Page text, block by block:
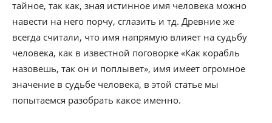
тайное, так как, зная истинное имя человека можно
навести на него порчу, сглазить и тд. Древние же
всегда считали, что имя напрямую влияет на судьбу
человека, как в известной поговорке «Как корабль
назовешь, так он и поплывет», имя имеет огромное
значение в судьбе человека, в этой статье мы
попытаемся разобрать какое именно.